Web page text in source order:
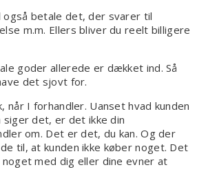
også betale det, der svarer til
m.m. Ellers bliver du reelt billigere
goder allerede er dækket ind. Så
det sjovt for.
I forhandler. Uanset hvad kunden
siger det, er det ikke din
om. Det er det, du kan. Og der
til, at kunden ikke køber noget. Det
med dig eller dine evner at